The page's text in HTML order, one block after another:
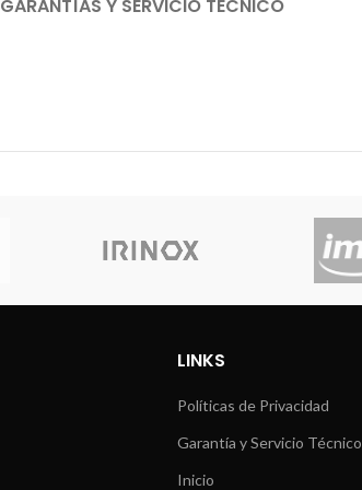
GARANTÍAS Y SERVICIO TÉCNICO
LINKS
Políticas de Privacidad
Garantía y Servicio Técnico
Inicio